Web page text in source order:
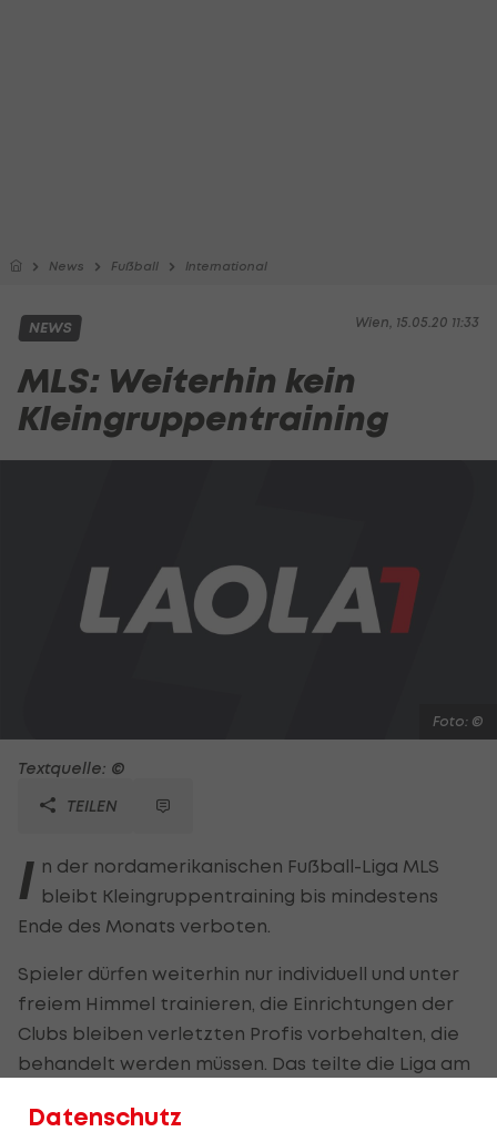
News Fußball International
Wien, 15.05.20 11:33
NEWS
MLS: Weiterhin kein
Kleingruppentraining
Foto: ©
Textquelle: ©
TEILEN
I n der nordamerikanischen Fußball-Liga MLS
bleibt Kleingruppentraining bis mindestens
Ende des Monats verboten.
Spieler dürfen weiterhin nur individuell und unter
freiem Himmel trainieren, die Einrichtungen der
Clubs bleiben verletzten Profis vorbehalten, die
behandelt werden müssen. Das teilte die Liga am
Datenschutz